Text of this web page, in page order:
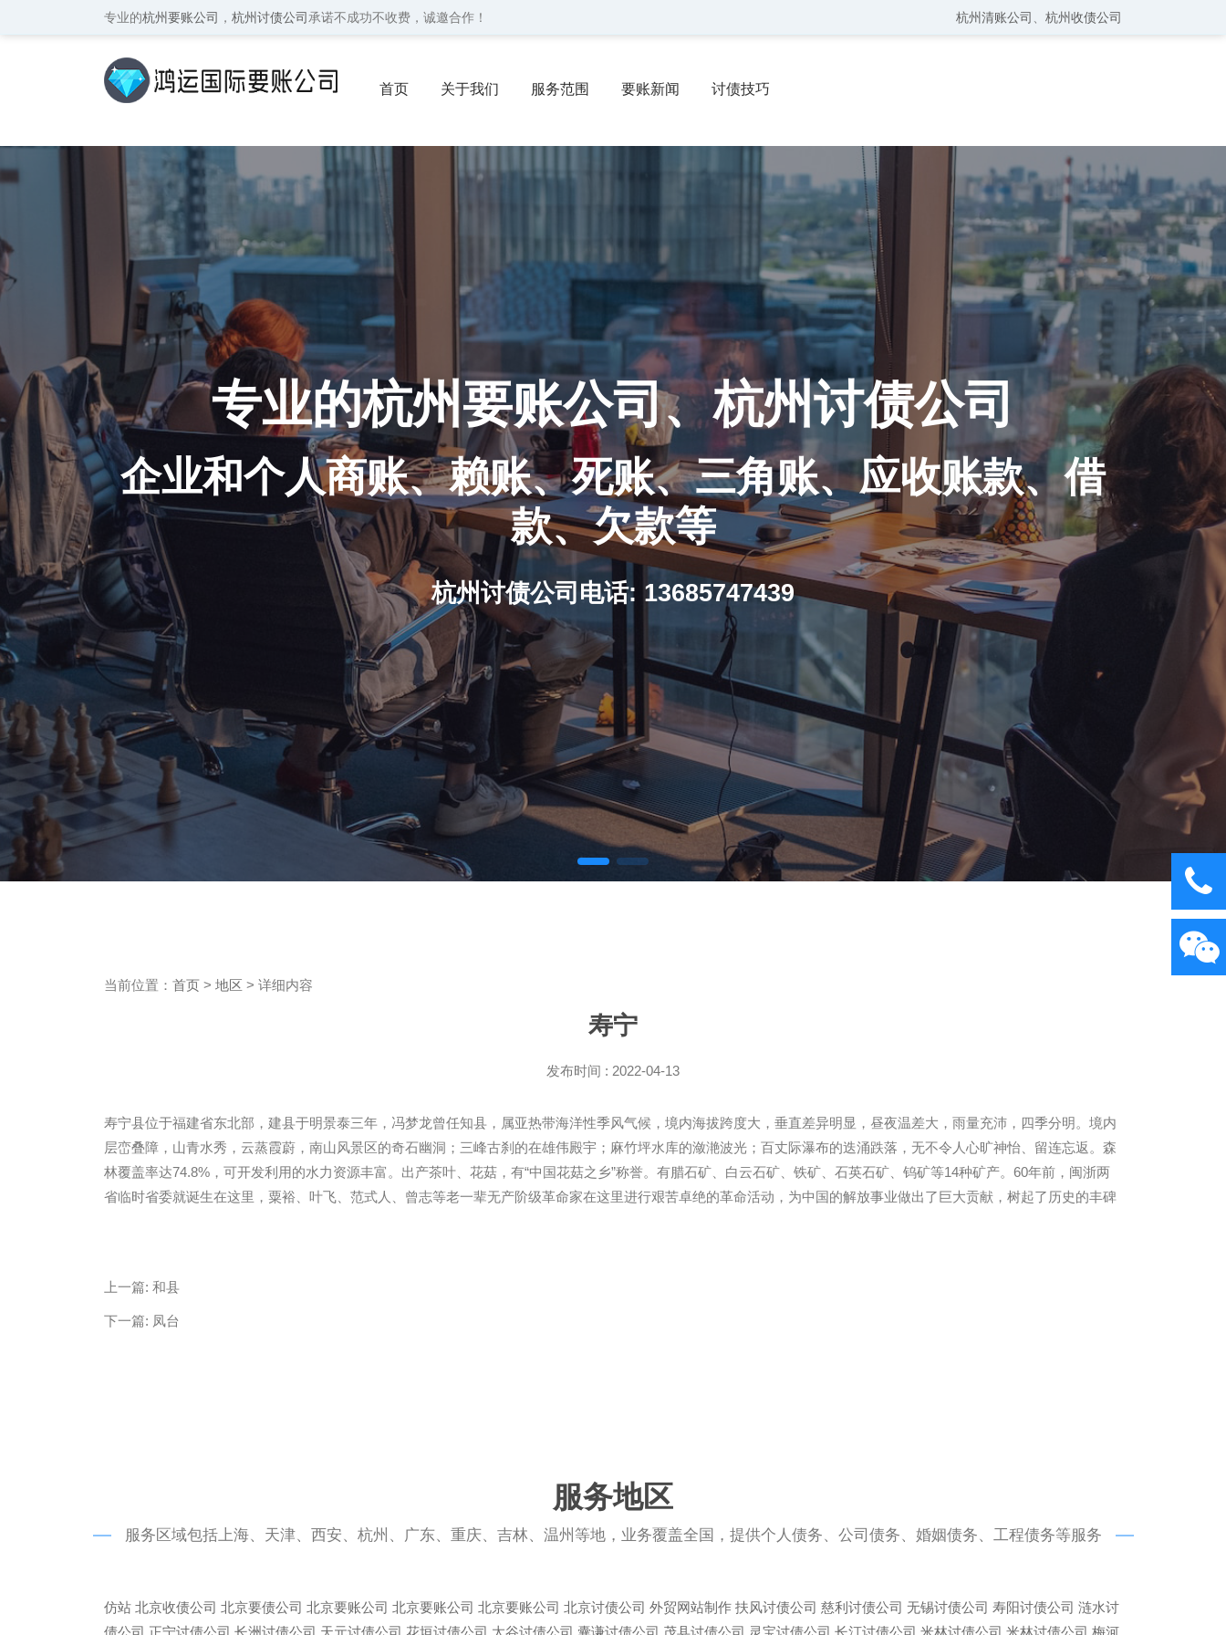
专业的杭州要账公司 ， 杭州讨债公司 承诺不成功不收费，诚邀合作！ 杭州清账公司 杭州收债公司
首页 关于我们 服务范围 要账新闻 讨债技巧
保密协议 委托流程 联系我们
专业的杭州要账公司、杭州讨债公司
企业和个人商账、赖账、死账、三角账、应收账款、借
款、欠款等
杭州讨债公司电话: 13685747439
当前位置： 首页 > 地区 > 详细内容
寿宁
发布时间 : 2022-04-13
寿宁县位于福建省东北部，建县于明景泰三年，冯梦龙曾任知县，属亚热带海洋性季风气候，境内海拔跨度大，垂直差异明显，昼夜温差大，雨量充沛，四季分明。境内
层峦叠障，山青水秀，云蒸霞蔚，南山风景区的奇石幽洞；三峰古刹的在雄伟殿宇；麻竹坪水库的潋滟波光；百丈际瀑布的迭涌跌落，无不令人心旷神怡、留连忘返。森
林覆盖率达74.8%，可开发利用的水力资源丰富。出产茶叶、花菇，有“中国花菇之乡”称誉。有腊石矿、白云石矿、铁矿、石英石矿、钨矿等14种矿产。60年前，闽浙两
省临时省委就诞生在这里，粟裕、叶飞、范式人、曾志等老一辈无产阶级革命家在这里进行艰苦卓绝的革命活动，为中国的解放事业做出了巨大贡献，树起了历史的丰碑
上一篇: 和县
下一篇: 凤台
服务地区
服务区域包括上海、天津、西安、杭州、广东、重庆、吉林、温州等地，业务覆盖全国，提供个人债务、公司债务、婚姻债务、工程债务等服务
仿站 北京收债公司 北京要债公司 北京要账公司 北京要账公司 北京要账公司 北京讨债公司 外贸网站制作 扶风讨债公司 慈利讨债公司 无锡讨债公司 寿阳讨债公司 涟水讨
债公司 正宁讨债公司 长洲讨债公司 天元讨债公司 花垣讨债公司 太谷讨债公司 囊谦讨债公司 茂县讨债公司 灵宝讨债公司 长汀讨债公司 米林讨债公司 米林讨债公司 梅河